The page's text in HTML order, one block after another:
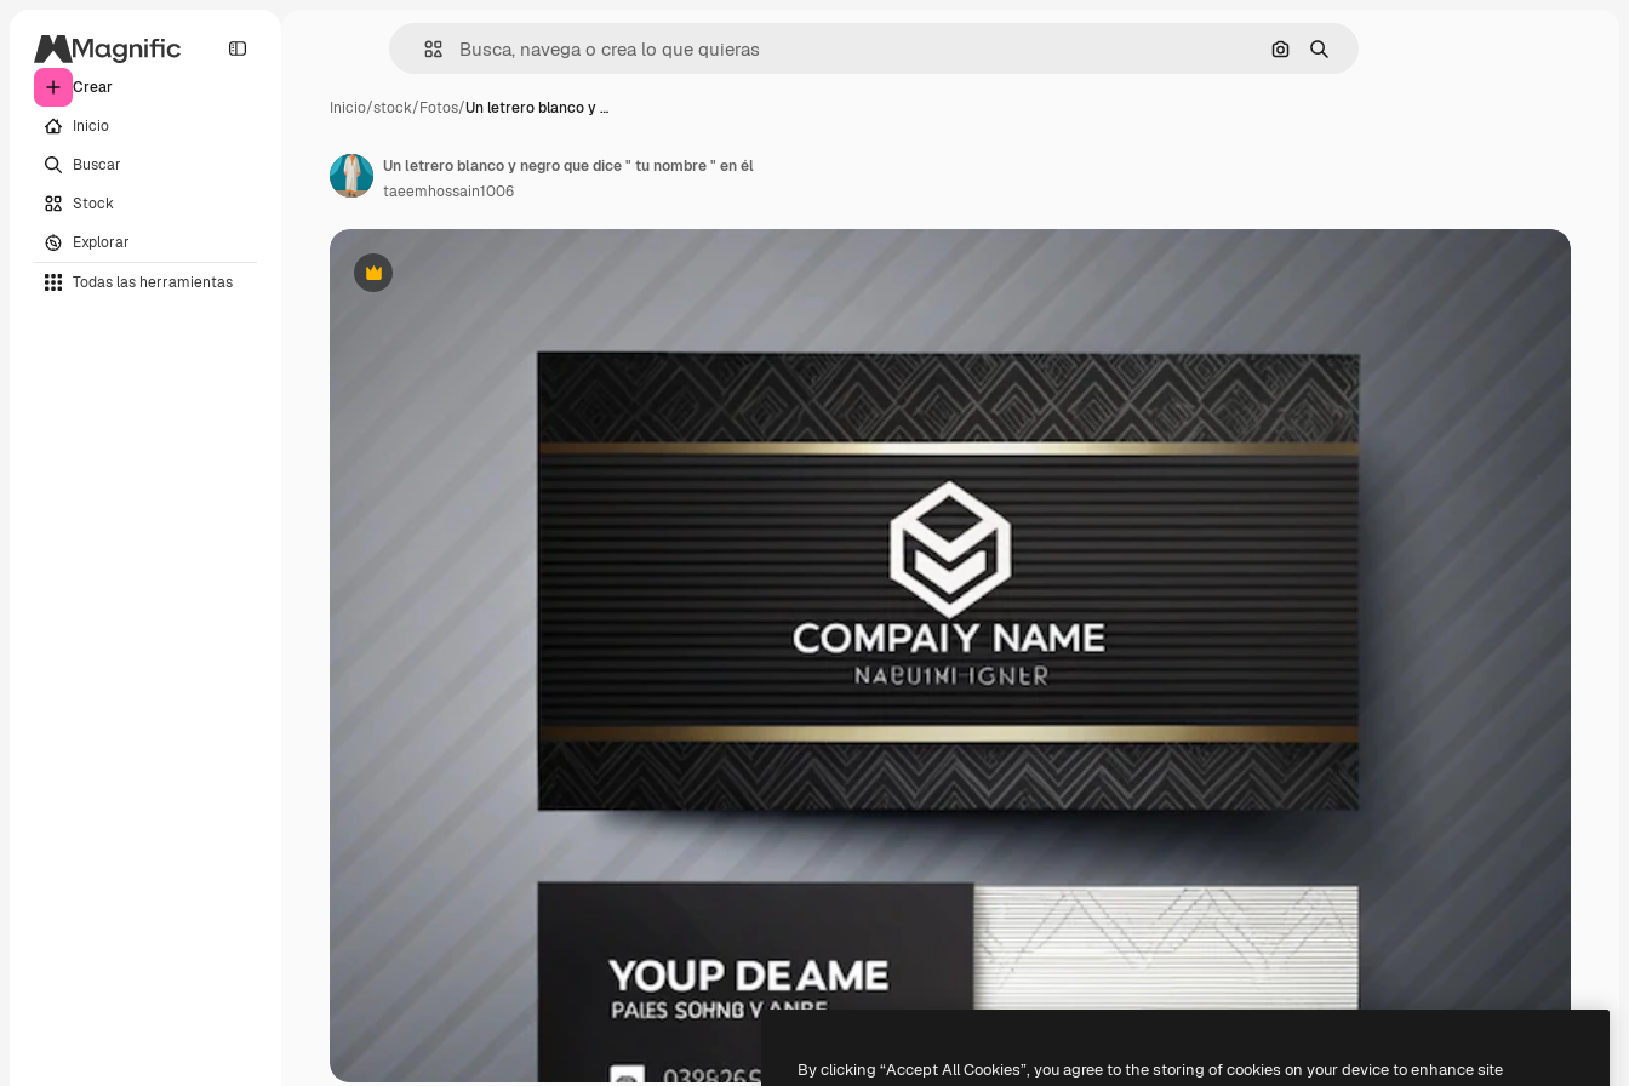
Crear
Inicio
Buscar
Stock
Explorar
Todas las herramientas
Buscar por imagen
Buscar
Inicio/stock/Fotos/Un letrero blanco y …
Premium
Un letrero blanco y negro que dice " tu nombre " en él
taeemhossain1006
By clicking “Accept All Cookies”, you agree to the storing of cookies on your device to enhance site